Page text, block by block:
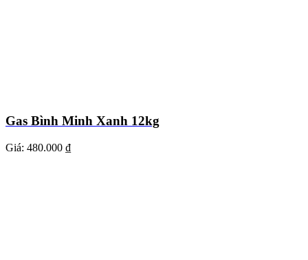
Gas Bình Minh Xanh 12kg
Giá: 480.000 ₫